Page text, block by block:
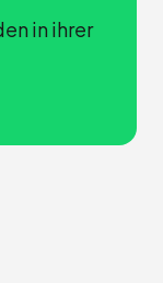
in ihrer